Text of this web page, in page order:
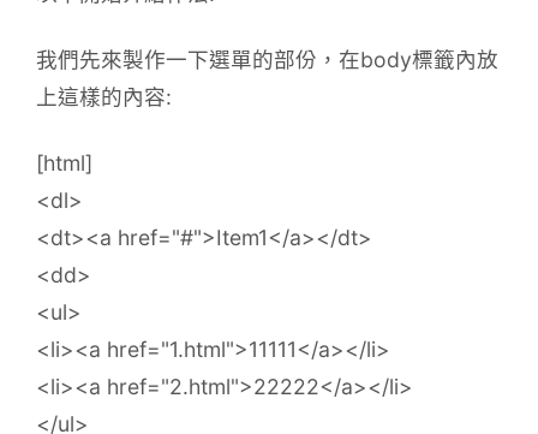
我們先來製作一下選單的部份，在body標籤內放
上這樣的內容:
[html]
<dl>
<dt><a href="#">Item1</a></dt>
<dd>
<ul>
<li><a href="1.html">11111</a></li>
<li><a href="2.html">22222</a></li>
</ul>